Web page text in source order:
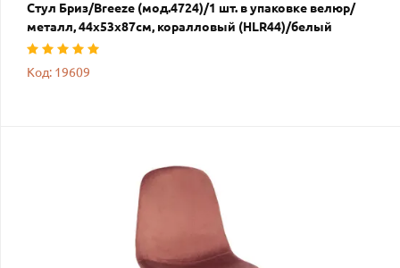
Стул Бриз/Breeze (мод.4724)/1 шт. в упаковке велюр/
металл, 44х53х87см, коралловый (HLR44)/белый
Код: 19609